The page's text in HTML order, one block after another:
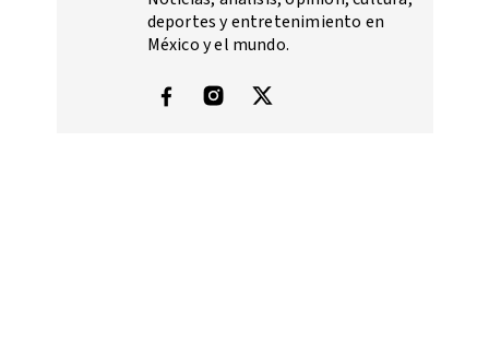
deportes y entretenimiento en
México y el mundo.